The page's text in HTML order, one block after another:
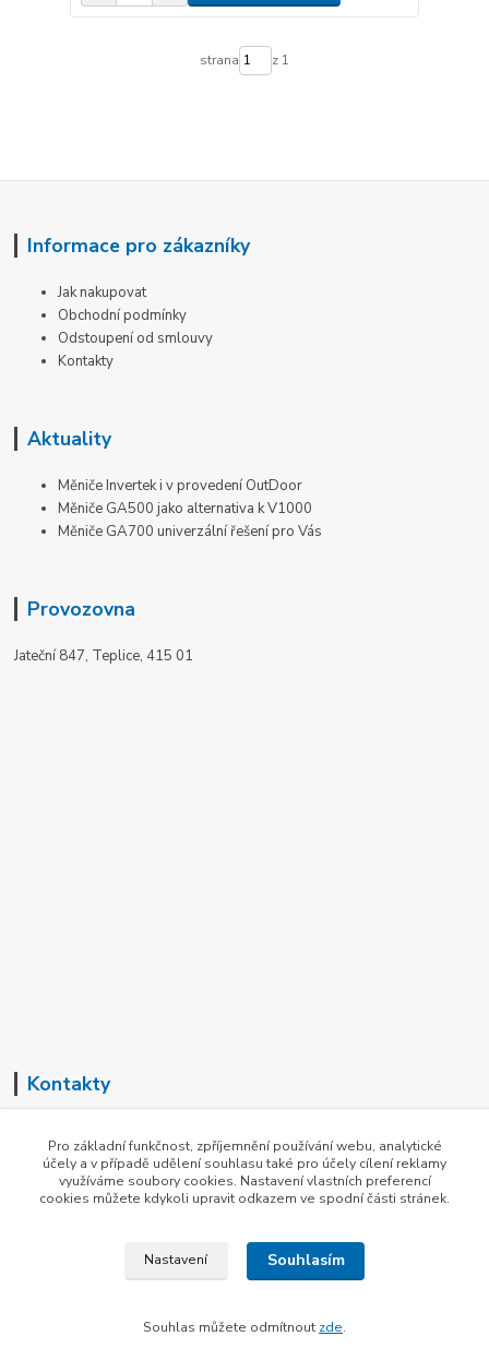
strana z 1
Informace pro zákazníky
Jak nakupovat
Obchodní podmínky
Odstoupení od smlouvy
Kontakty
Aktuality
Měniče Invertek i v provedení OutDoor
Měniče GA500 jako alternativa k V1000
Měniče GA700 univerzální řešení pro Vás
Provozovna
Jateční 847, Teplice, 415 01
Kontakty
(Pondělí-Pátek, 8-16 hod.)
info@herott.cz
© 2012 - 2026 herott.cz - všechna práva vyhrazena
Pro základní funkčnost, zpříjemnění používání webu, analytické
účely a v případě udělení souhlasu také pro účely cílení reklamy
využíváme soubory cookies. Nastavení vlastních preferencí
cookies můžete kdykoli upravit odkazem ve spodní části stránek.
Nastavení Souhlasím
Souhlas můžete odmítnout zde.